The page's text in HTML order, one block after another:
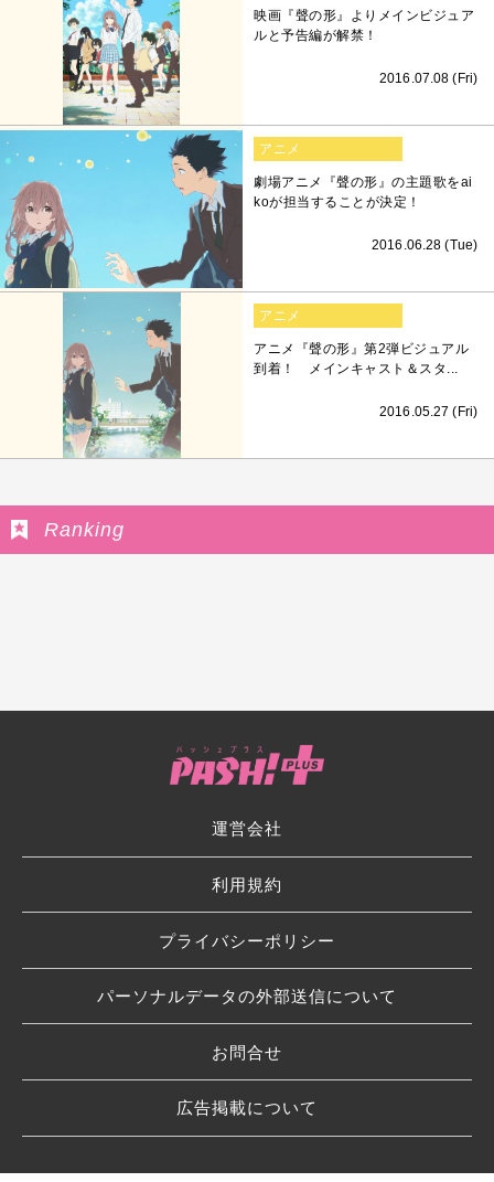
映画『聲の形』よりメインビジュア
ルと予告編が解禁！
2016.07.08 (Fri)
アニメ
劇場アニメ『聲の形』の主題歌をai
koが担当することが決定！
2016.06.28 (Tue)
アニメ
アニメ『聲の形』第2弾ビジュアル
到着！ メインキャスト＆スタ...
2016.05.27 (Fri)
Ranking
運営会社
利用規約
プライバシーポリシー
パーソナルデータの外部送信について
お問合せ
広告掲載について